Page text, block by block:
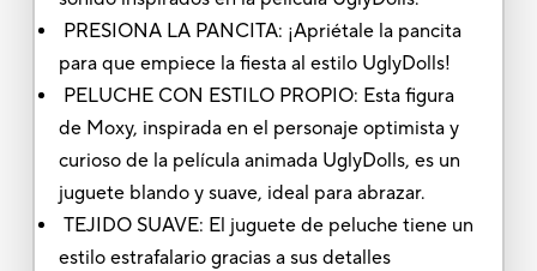
PRESIONA LA PANCITA: ¡Apriétale la pancita
para que empiece la fiesta al estilo UglyDolls!
PELUCHE CON ESTILO PROPIO: Esta figura
de Moxy, inspirada en el personaje optimista y
curioso de la película animada UglyDolls, es un
juguete blando y suave, ideal para abrazar.
TEJIDO SUAVE: El juguete de peluche tiene un
estilo estrafalario gracias a sus detalles